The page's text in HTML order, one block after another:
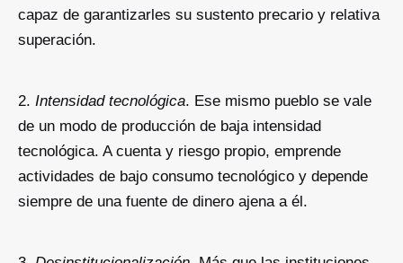
capaz de garantizarles su sustento precario y relativa
superación.
Intensidad tecnológica. Ese mismo pueblo se vale
de un modo de producción de baja intensidad
tecnológica. A cuenta y riesgo propio, emprende
actividades de bajo consumo tecnológico y depende
siempre de una fuente de dinero ajena a él.